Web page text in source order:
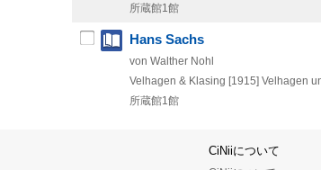
所蔵館1館
Hans Sachs
von Walther Nohl
Velhagen & Klasing [1915] Velhagen
所蔵館1館
CiNiiについて